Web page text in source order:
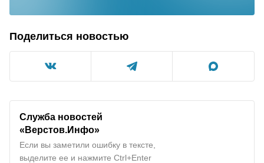
Поделиться новостью
Служба новостей
«Верстов.Инфо»
Если вы заметили ошибку в тексте,
выделите ее и нажмите Ctrl+Enter